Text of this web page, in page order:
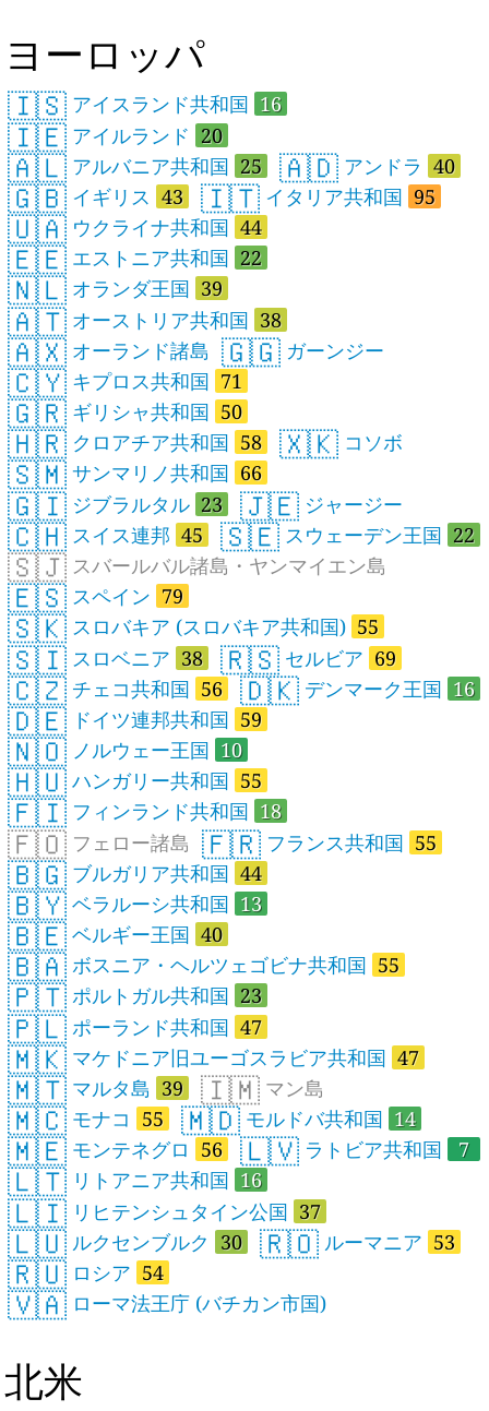
ヨーロッパ
🇮🇸 アイスランド共和国 16
🇮🇪 アイルランド 20
🇦🇱 アルバニア共和国 25 🇦🇩 アンドラ 40
🇬🇧 イギリス 43 🇮🇹 イタリア共和国 95
🇺🇦 ウクライナ共和国 44
🇪🇪 エストニア共和国 22
🇳🇱 オランダ王国 39
🇦🇹 オーストリア共和国 38
🇦🇽 オーランド諸島 🇬🇬 ガーンジー
🇨🇾 キプロス共和国 71
🇬🇷 ギリシャ共和国 50
🇭🇷 クロアチア共和国 58 🇽🇰 コソボ
🇸🇲 サンマリノ共和国 66
🇬🇮 ジブラルタル 23 🇯🇪 ジャージー
🇨🇭 スイス連邦 45 🇸🇪 スウェーデン王国 22
🇸🇯 スバールバル諸島・ヤンマイエン島
🇪🇸 スペイン 79
🇸🇰 スロバキア (スロバキア共和国) 55
🇸🇮 スロベニア 38 🇷🇸 セルビア 69
🇨🇿 チェコ共和国 56 🇩🇰 デンマーク王国 16
🇩🇪 ドイツ連邦共和国 59
🇳🇴 ノルウェー王国 10
🇭🇺 ハンガリー共和国 55
🇫🇮 フィンランド共和国 18
🇫🇴 フェロー諸島 🇫🇷 フランス共和国 55
🇧🇬 ブルガリア共和国 44
🇧🇾 ベラルーシ共和国 13
🇧🇪 ベルギー王国 40
🇧🇦 ボスニア・ヘルツェゴビナ共和国 55
🇵🇹 ポルトガル共和国 23
🇵🇱 ポーランド共和国 47
🇲🇰 マケドニア旧ユーゴスラビア共和国 47
🇲🇹 マルタ島 39 🇮🇲 マン島
🇲🇨 モナコ 55 🇲🇩 モルドバ共和国 14
🇲🇪 モンテネグロ 56 🇱🇻 ラトビア共和国 7
🇱🇹 リトアニア共和国 16
🇱🇮 リヒテンシュタイン公国 37
🇱🇺 ルクセンブルク 30 🇷🇴 ルーマニア 53
🇷🇺 ロシア 54
🇻🇦 ローマ法王庁 (バチカン市国)
北米